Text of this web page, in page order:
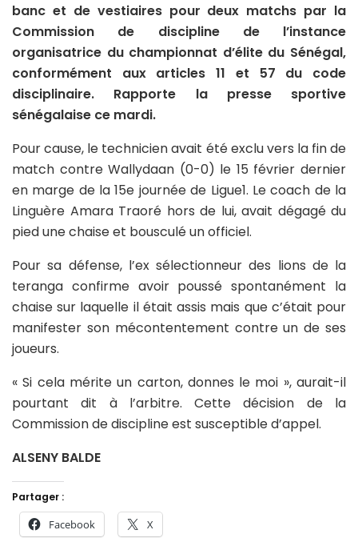
banc et de vestiaires pour deux matchs par la
Commission de discipline de l’instance
organisatrice du championnat d’élite du Sénégal,
conformément aux articles 11 et 57 du code
disciplinaire. Rapporte la presse sportive
sénégalaise ce mardi.
Pour cause, le technicien avait été exclu vers la fin de
match contre Wallydaan (0-0) le 15 février dernier
en marge de la 15e journée de Ligue1. Le coach de la
Linguère Amara Traoré hors de lui, avait dégagé du
pied une chaise et bousculé un officiel.
Pour sa défense, l’ex sélectionneur des lions de la
teranga confirme avoir poussé spontanément la
chaise sur laquelle il était assis mais que c’était pour
manifester son mécontentement contre un de ses
joueurs.
« Si cela mérite un carton, donnes le moi », aurait-il
pourtant dit à l’arbitre. Cette décision de la
Commission de discipline est susceptible d’appel.
ALSENY BALDE
Partager :
Facebook X